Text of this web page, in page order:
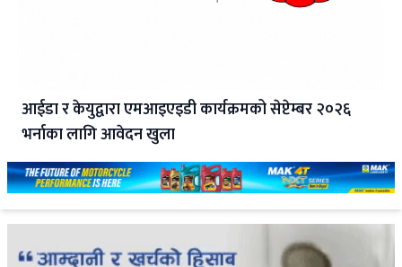
आईडा र केयुद्वारा एमआइएइडी कार्यक्रमको सेप्टेम्बर २०२६
भर्नाका लागि आवेदन खुला